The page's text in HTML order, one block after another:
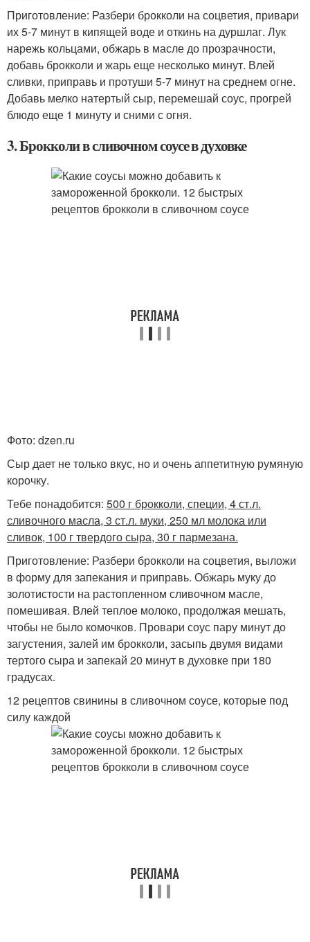
Приготовление: Разбери брокколи на соцветия, привари
их 5-7 минут в кипящей воде и откинь на дуршлаг. Лук
нарежь кольцами, обжарь в масле до прозрачности,
добавь брокколи и жарь еще несколько минут. Влей
сливки, приправь и протуши 5-7 минут на среднем огне.
Добавь мелко натертый сыр, перемешай соус, прогрей
блюдо еще 1 минуту и сними с огня.
3. Брокколи в сливочном соусе в духовке
Фото: dzen.ru
Сыр дает не только вкус, но и очень аппетитную румяную
корочку.
Тебе понадобится: 500 г брокколи, специи, 4 ст.л.
сливочного масла, 3 ст.л. муки, 250 мл молока или
сливок, 100 г твердого сыра, 30 г пармезана.
Приготовление: Разбери брокколи на соцветия, выложи
в форму для запекания и приправь. Обжарь муку до
золотистости на растопленном сливочном масле,
помешивая. Влей теплое молоко, продолжая мешать,
чтобы не было комочков. Провари соус пару минут до
загустения, залей им брокколи, засыпь двумя видами
тертого сыра и запекай 20 минут в духовке при 180
градусах.
12 рецептов свинины в сливочном соусе, которые под
силу каждой